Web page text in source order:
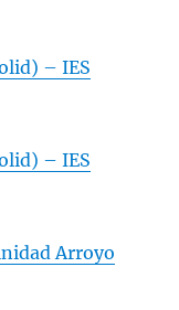
– IES
– IES
Arroyo